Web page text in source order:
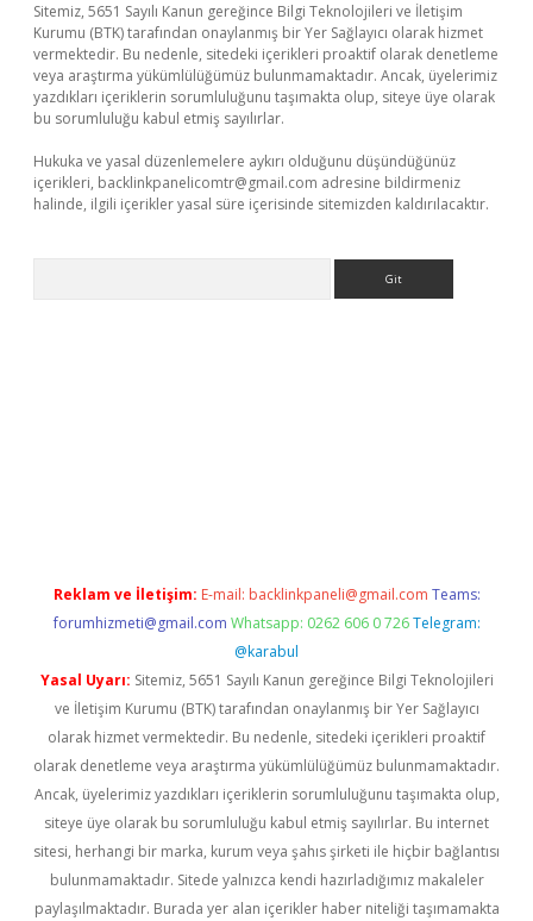
Sitemiz, 5651 Sayılı Kanun gereğince Bilgi Teknolojileri ve İletişim
Kurumu (BTK) tarafından onaylanmış bir Yer Sağlayıcı olarak hizmet
vermektedir. Bu nedenle, sitedeki içerikleri proaktif olarak denetleme
veya araştırma yükümlülüğümüz bulunmamaktadır. Ancak, üyelerimiz
yazdıkları içeriklerin sorumluluğunu taşımakta olup, siteye üye olarak
bu sorumluluğu kabul etmiş sayılırlar.
Hukuka ve yasal düzenlemelere aykırı olduğunu düşündüğünüz
içerikleri, backlinkpanelicomtr@gmail.com adresine bildirmeniz
halinde, ilgili içerikler yasal süre içerisinde sitemizden kaldırılacaktır.
Reklam ve İletişim: E-mail: backlinkpaneli@gmail.com Teams:
forumhizmeti@gmail.com Whatsapp: 0262 606 0 726 Telegram:
@karabul
Yasal Uyarı: Sitemiz, 5651 Sayılı Kanun gereğince Bilgi Teknolojileri
ve İletişim Kurumu (BTK) tarafından onaylanmış bir Yer Sağlayıcı
olarak hizmet vermektedir. Bu nedenle, sitedeki içerikleri proaktif
olarak denetleme veya araştırma yükümlülüğümüz bulunmamaktadır.
Ancak, üyelerimiz yazdıkları içeriklerin sorumluluğunu taşımakta olup,
siteye üye olarak bu sorumluluğu kabul etmiş sayılırlar. Bu internet
sitesi, herhangi bir marka, kurum veya şahıs şirketi ile hiçbir bağlantısı
bulunmamaktadır. Sitede yalnızca kendi hazırladığımız makaleler
paylaşılmaktadır. Burada yer alan içerikler haber niteliği taşımamakta